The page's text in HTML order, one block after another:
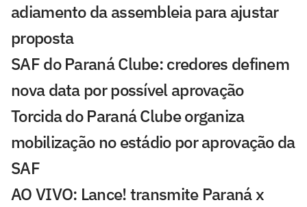
adiamento da assembleia para ajustar
proposta
SAF do Paraná Clube: credores definem
nova data por possível aprovação
Torcida do Paraná Clube organiza
mobilização no estádio por aprovação da
SAF
AO VIVO: Lance! transmite Paraná x